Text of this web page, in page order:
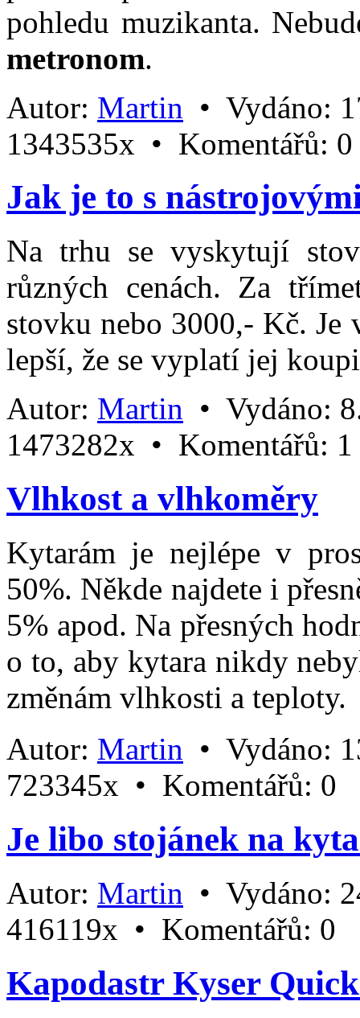
pohledu muzikanta.
metronom.
Autor: Martin • Vydáno:
1343535x • Komentářů: 0
Jak je to s
Na trhu se vyskytují
různých cenách. Za
stovku nebo 3000,- Kč. Je
lepší, že se vyplatí jej
Autor: Martin • Vydáno:
1473282x • Komentářů: 1
Vlhkost a vlhkoměry
Kytarám je nejlépe v
50%. Někde najdete i
5% apod. Na přesných
o to, aby kytara nikdy
změnám vlhkosti a teploty.
Autor: Martin • Vydáno:
723345x • Komentářů: 0
Je libo stojánek na
Autor: Martin • Vydáno:
416119x • Komentářů: 0
Kapodastr Kyser